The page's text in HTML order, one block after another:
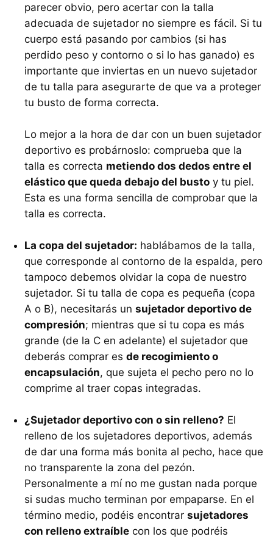
parecer obvio, pero acertar con la talla
adecuada de sujetador no siempre es fácil. Si tu
cuerpo está pasando por cambios (si has
perdido peso y contorno o si lo has ganado) es
importante que inviertas en un nuevo sujetador
de tu talla para asegurarte de que va a proteger
tu busto de forma correcta.
Lo mejor a la hora de dar con un buen sujetador
deportivo es probárnoslo: comprueba que la
talla es correcta metiendo dos dedos entre el
elástico que queda debajo del busto y tu piel.
Esta es una forma sencilla de comprobar que la
talla es correcta.
La copa del sujetador: hablábamos de la talla,
que corresponde al contorno de la espalda, pero
tampoco debemos olvidar la copa de nuestro
sujetador. Si tu talla de copa es pequeña (copa
A o B), necesitarás un sujetador deportivo de
compresión; mientras que si tu copa es más
grande (de la C en adelante) el sujetador que
deberás comprar es de recogimiento o
encapsulación, que sujeta el pecho pero no lo
comprime al traer copas integradas.
¿Sujetador deportivo con o sin relleno? El
relleno de los sujetadores deportivos, además
de dar una forma más bonita al pecho, hace que
no transparente la zona del pezón.
Personalmente a mí no me gustan nada porque
si sudas mucho terminan por empaparse. En el
término medio, podéis encontrar sujetadores
con relleno extraíble con los que podréis